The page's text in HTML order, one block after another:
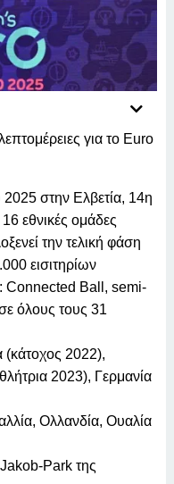
για το Euro
2025 στην Ελβετία, 14η
εθνικές ομάδες
την τελική φάση
εισιτηρίων
Connected Ball, semi-
όλους τους 31
(κάτοχος 2022),
2023), Γερμανία
Ολλανδία, Ουαλία
Park της